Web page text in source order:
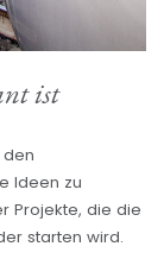
ist
Ideen zu
Projekte, die die
starten wird.